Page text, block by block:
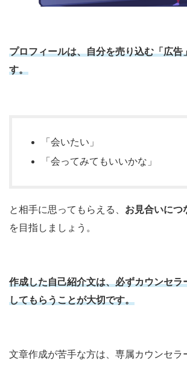
プロフィールは、自分を売り込む「広告
す。
「会いたい」
「会ってみてもいいかな」
と相手に思ってもらえる、 お見合いにつ
を目指しましょう。
作成した自己紹介文は、必ずカウンセラ
してもらうことが大切です。
文章作成が苦手な方は、専属カウンセラ